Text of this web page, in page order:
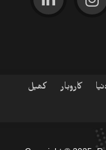
کاروبار
کھیل